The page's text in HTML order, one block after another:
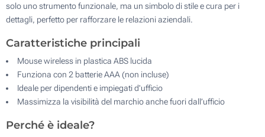
solo uno strumento funzionale, ma un simbolo di stile e cura per i
dettagli, perfetto per rafforzare le relazioni aziendali.
Caratteristiche principali
Mouse wireless in plastica ABS lucida
Funziona con 2 batterie AAA (non incluse)
Ideale per dipendenti e impiegati d'ufficio
Massimizza la visibilità del marchio anche fuori dall’ufficio
Perché è ideale?